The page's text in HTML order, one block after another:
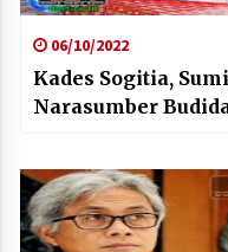
06/10/2022
Kades Sogitia,
Narasumber